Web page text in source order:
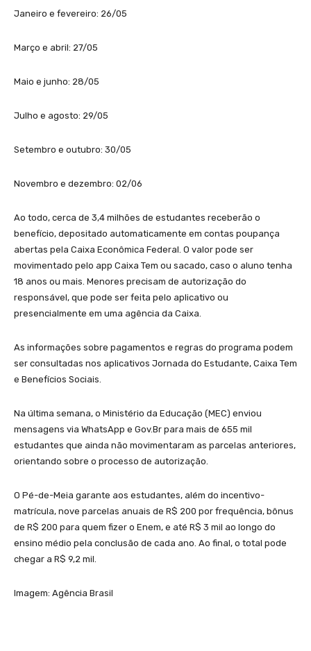
Janeiro e fevereiro: 26/05
Março e abril: 27/05
Maio e junho: 28/05
Julho e agosto: 29/05
Setembro e outubro: 30/05
Novembro e dezembro: 02/06
Ao todo, cerca de 3,4 milhões de estudantes receberão o
benefício, depositado automaticamente em contas poupança
abertas pela Caixa Econômica Federal. O valor pode ser
movimentado pelo app Caixa Tem ou sacado, caso o aluno tenha
18 anos ou mais. Menores precisam de autorização do
responsável, que pode ser feita pelo aplicativo ou
presencialmente em uma agência da Caixa.
As informações sobre pagamentos e regras do programa podem
ser consultadas nos aplicativos Jornada do Estudante, Caixa Tem
e Benefícios Sociais.
Na última semana, o Ministério da Educação (MEC) enviou
mensagens via WhatsApp e Gov.Br para mais de 655 mil
estudantes que ainda não movimentaram as parcelas anteriores,
orientando sobre o processo de autorização.
O Pé-de-Meia garante aos estudantes, além do incentivo-
matrícula, nove parcelas anuais de R$ 200 por frequência, bônus
de R$ 200 para quem fizer o Enem, e até R$ 3 mil ao longo do
ensino médio pela conclusão de cada ano. Ao final, o total pode
chegar a R$ 9,2 mil.
Imagem: Agência Brasil